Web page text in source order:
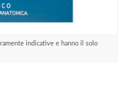
indicative e hanno il solo